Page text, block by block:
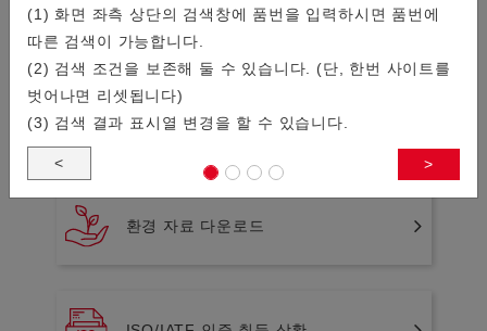
(1) 화면 좌측 상단의 검색창에 품번을 입력하시면 품번에
따른 검색이 가능합니다.
(2) 검색 조건을 보존해 둘 수 있습니다. (단, 한번 사이트를
벗어나면 리셋됩니다)
(3) 검색 결과 표시열 변경을 할 수 있습니다.
< >
단종(생산중지)제품 목록
신규채용 비추천제품에 관한 알림
환경 자료 다운로드